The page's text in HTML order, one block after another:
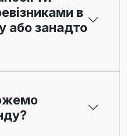
в
або занадто